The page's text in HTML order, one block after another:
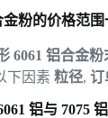
粉的价格范围
6061 铝合金粉
下因素 粒径, 订
铝与 7075